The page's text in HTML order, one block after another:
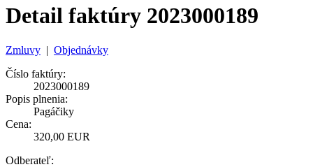
Detail faktúry 2023000189
Zmluvy | Objednávky
Číslo faktúry:
2023000189
Popis plnenia:
Pagáčiky
Cena:
320,00 EUR
Odberateľ: